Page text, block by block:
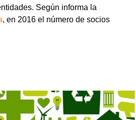
Según informa la
, en 2016 el número de socios